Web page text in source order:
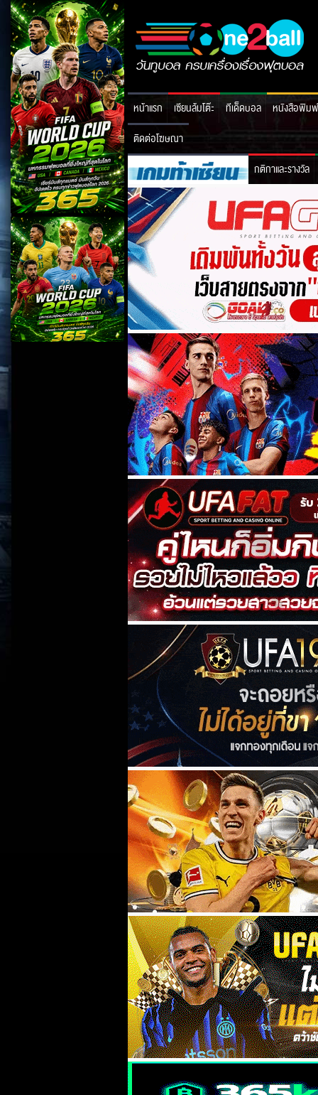
หน้าแรก เซียนล้มโต๊ะ ทีเด็ดบอล
หนังสือพิมพ์
ติดต่อโฆษณา
กติกาและรางวัล